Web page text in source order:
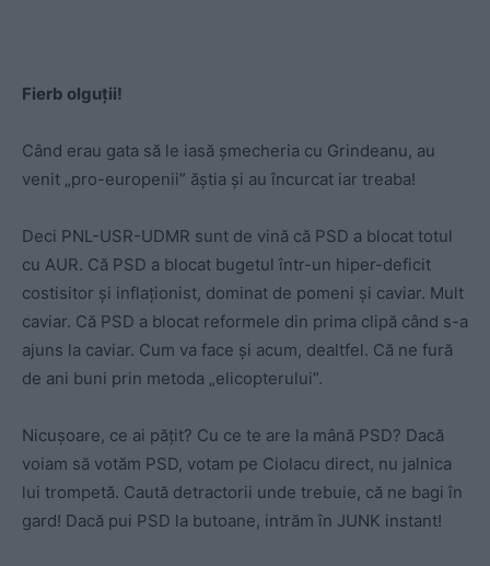
Fierb olguții!
Când erau gata să le iasă șmecheria cu Grindeanu, au
venit „pro-europenii” ăștia și au încurcat iar treaba!
Deci PNL-USR-UDMR sunt de vină că PSD a blocat totul
cu AUR. Că PSD a blocat bugetul într-un hiper-deficit
costisitor și inflaționist, dominat de pomeni și caviar. Mult
caviar. Că PSD a blocat reformele din prima clipă când s-a
ajuns la caviar. Cum va face și acum, dealtfel. Că ne fură
de ani buni prin metoda „elicopterului”.
Nicușoare, ce ai pățit? Cu ce te are la mână PSD? Dacă
voiam să votăm PSD, votam pe Ciolacu direct, nu jalnica
lui trompetă. Caută detractorii unde trebuie, că ne bagi în
gard! Dacă pui PSD la butoane, intrăm în JUNK instant!